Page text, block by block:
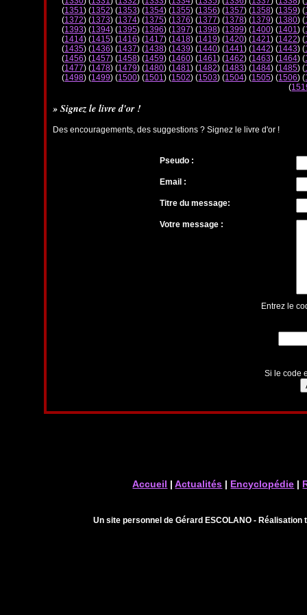
(1351) (1352) (1353) (1354) (1355) (1356) (1357) (1358) (1359) (
(1372) (1373) (1374) (1375) (1376) (1377) (1378) (1379) (1380) (
(1393) (1394) (1395) (1396) (1397) (1398) (1399) (1400) (1401) (
(1414) (1415) (1416) (1417) (1418) (1419) (1420) (1421) (1422) (
(1435) (1436) (1437) (1438) (1439) (1440) (1441) (1442) (1443) (
(1456) (1457) (1458) (1459) (1460) (1461) (1462) (1463) (1464) (
(1477) (1478) (1479) (1480) (1481) (1482) (1483) (1484) (1485) (
(1498) (1499) (1500) (1501) (1502) (1503) (1504) (1505) (1506) (
(
» Signez le livre d'or !
Des encouragements, des suggestions ? Signez le livre d'or !
Pseudo :
Email :
Titre du message:
Votre message :
Entrez le
Si le code
Accueil |Actualités | Encyclopédie |
Un site personnel de Gérard ESCOLANO -